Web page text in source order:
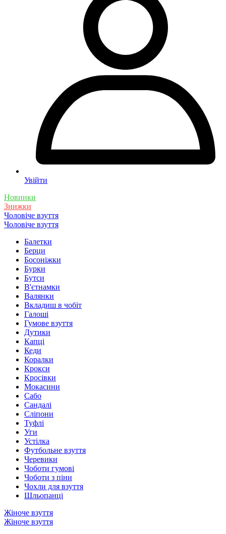
Увійти
Новинки
Знижки
Чоловіче взуття
Чоловіче взуття
Балетки
Берци
Босоніжки
Бурки
Бутси
В'єтнамки
Валянки
Вкладиш в чобіт
Галоші
Гумове взуття
Дутики
Капці
Кеди
Коралки
Крокси
Кросівки
Мокасини
Сабо
Сандалі
Сліпони
Туфлі
Уги
Устілка
Футбольне взуття
Черевики
Чоботи гумові
Чоботи з піни
Чохли для взуття
Шльопанці
Жіноче взуття
Жіноче взуття